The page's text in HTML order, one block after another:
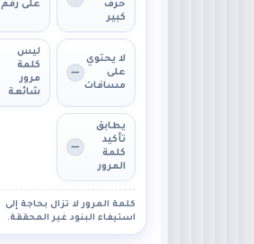
حرف
كبير
على رقم
لا يحتوي
على
مسافات
ليس
كلمة
مرور
شائعة
يطابق
تأكيد
كلمة
المرور
كلمة المرور لا تزال بحاجة إلى
استيفاء البنود غير المحققة.